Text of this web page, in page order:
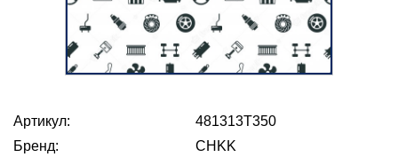
Артикул:
481313T350
Бренд:
CHKK